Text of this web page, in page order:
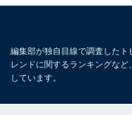
長年に渡ってテレビ局で
その後、フリーランスの編
し、週刊誌、ネットニュ
を執筆。編集プロダクショ
編集部が独自目線で調査したト
レンドに関するランキングな
しています。